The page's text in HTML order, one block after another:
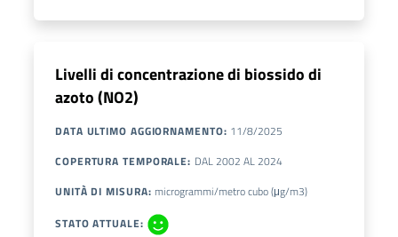
Livelli di concentrazione di biossido di
azoto (NO2)
DATA ULTIMO AGGIORNAMENTO: 11/8/2025
COPERTURA TEMPORALE: DAL 2002 AL 2024
UNITÀ DI MISURA: microgrammi/metro cubo (μg/m3)
STATO ATTUALE: